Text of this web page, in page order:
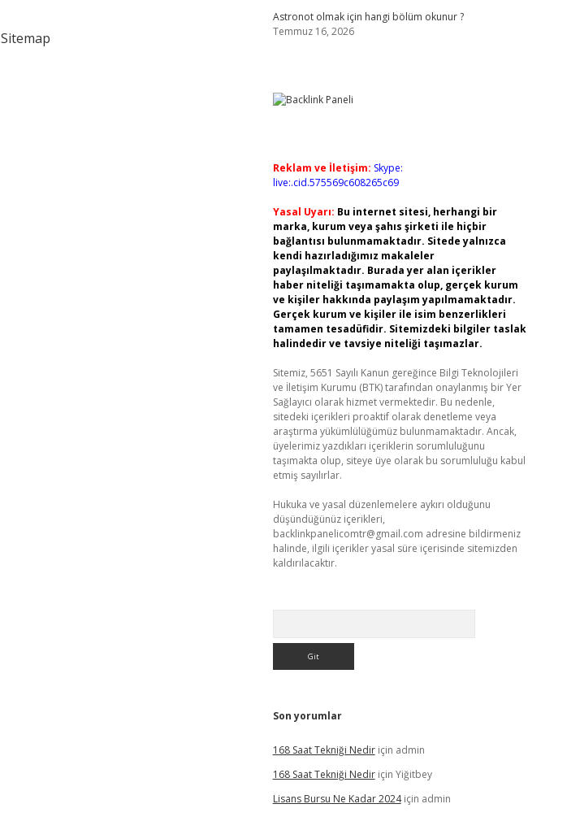
Sitemap
Astronot olmak için hangi bölüm okunur ?
Temmuz 16, 2026
Reklam ve İletişim: Skype:
live:.cid.575569c608265c69
Yasal Uyarı: Bu internet sitesi, herhangi bir
marka, kurum veya şahıs şirketi ile hiçbir
bağlantısı bulunmamaktadır. Sitede yalnızca
kendi hazırladığımız makaleler
paylaşılmaktadır. Burada yer alan içerikler
haber niteliği taşımamakta olup, gerçek kurum
ve kişiler hakkında paylaşım yapılmamaktadır.
Gerçek kurum ve kişiler ile isim benzerlikleri
tamamen tesadüfidir. Sitemizdeki bilgiler taslak
halindedir ve tavsiye niteliği taşımazlar.
Sitemiz, 5651 Sayılı Kanun gereğince Bilgi Teknolojileri
ve İletişim Kurumu (BTK) tarafından onaylanmış bir Yer
Sağlayıcı olarak hizmet vermektedir. Bu nedenle,
sitedeki içerikleri proaktif olarak denetleme veya
araştırma yükümlülüğümüz bulunmamaktadır. Ancak,
üyelerimiz yazdıkları içeriklerin sorumluluğunu
taşımakta olup, siteye üye olarak bu sorumluluğu kabul
etmiş sayılırlar.
Hukuka ve yasal düzenlemelere aykırı olduğunu
düşündüğünüz içerikleri,
backlinkpanelicomtr@gmail.com adresine bildirmeniz
halinde, ilgili içerikler yasal süre içerisinde sitemizden
kaldırılacaktır.
Son yorumlar
168 Saat Tekniği Nediriçin admin
168 Saat Tekniği Nediriçin Yiğitbey
Lisans Bursu Ne Kadar 2024için admin